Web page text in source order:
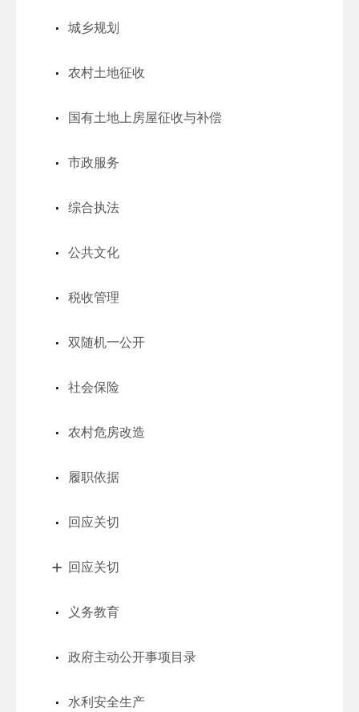
城乡规划
农村土地征收
国有土地上房屋征收与补偿
市政服务
综合执法
公共文化
税收管理
双随机一公开
社会保险
农村危房改造
履职依据
回应关切
回应关切
义务教育
政府主动公开事项目录
水利安全生产